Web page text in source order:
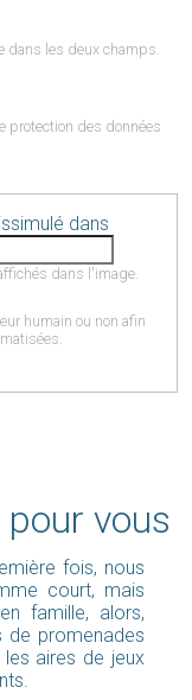
dans les deux champs.
protection des données
dans
dans l'image.
humain ou non afin
vous
fois, nous
court, mais
famille, alors,
de promenades
aires de jeux